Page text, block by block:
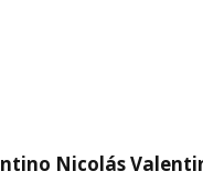
Nicolás